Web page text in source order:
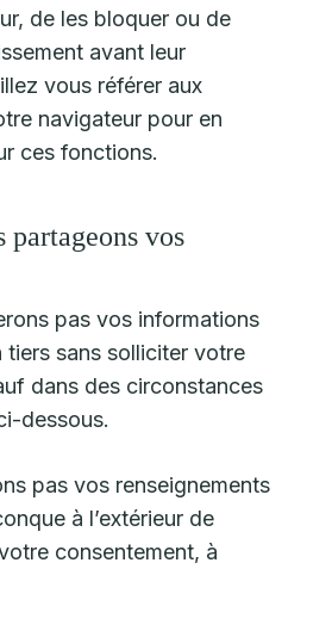
de les bloquer ou de
avant leur
vous référer aux
navigateur pour en
ces fonctions.
partageons vos
pas vos informations
tiers sans solliciter votre
dans des circonstances
dessous.
pas vos renseignements
à l’extérieur de
consentement, à